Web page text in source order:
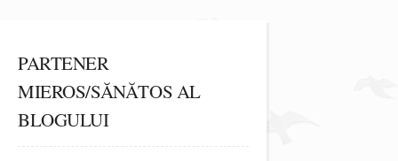
PARTENER
MIEROS/SĂNĂTOS AL
BLOGULUI